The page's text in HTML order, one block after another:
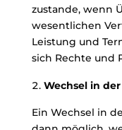
zustande, wenn
wesentlichen
Leistung und
sich Rechte und
Wechsel in
Ein Wechsel in